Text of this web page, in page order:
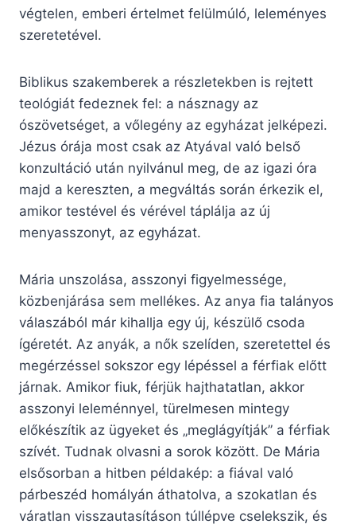
végtelen, emberi értelmet felülmúló, leleményes
szeretetével.
Biblikus szakemberek a részletekben is rejtett
teológiát fedeznek fel: a násznagy az
ószövetséget, a vőlegény az egyházat jelképezi.
Jézus órája most csak az Atyával való belső
konzultáció után nyilvánul meg, de az igazi óra
majd a kereszten, a megváltás során érkezik el,
amikor testével és vérével táplálja az új
menyasszonyt, az egyházat.
Mária unszolása, asszonyi figyelmessége,
közbenjárása sem mellékes. Az anya fia talányos
válaszából már kihallja egy új, készülő csoda
ígéretét. Az anyák, a nők szelíden, szeretettel és
megérzéssel sokszor egy lépéssel a férfiak előtt
járnak. Amikor fiuk, férjük hajthatatlan, akkor
asszonyi leleménnyel, türelmesen mintegy
előkészítik az ügyeket és „meglágyítják” a férfiak
szívét. Tudnak olvasni a sorok között. De Mária
elsősorban a hitben példakép: a fiával való
párbeszéd homályán áthatolva, a szokatlan és
váratlan visszautasításon túllépve cselekszik, és